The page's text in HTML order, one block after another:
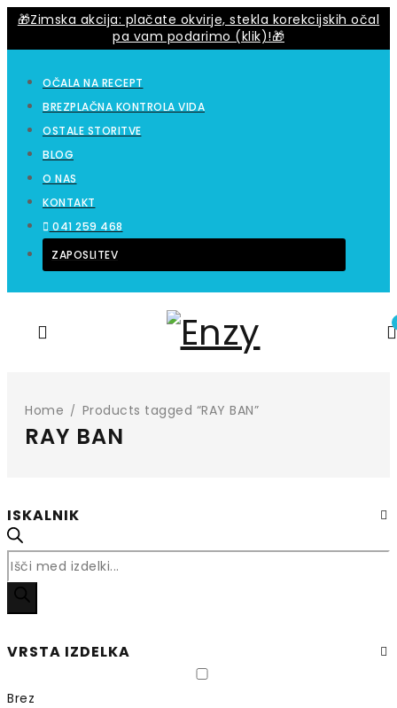
🎁Zimska akcija: plačate okvirje, stekla korekcijskih očal
pa vam podarimo (klik)!🎁
OČALA NA RECEPT
BREZPLAČNA KONTROLA VIDA
OSTALE STORITVE
BLOG
O NAS
KONTAKT
041 259 468
ZAPOSLITEV
Home / Products tagged “RAY BAN”
RAY BAN
ISKALNIK
Iskanje
izdelkov
VRSTA IZDELKA
Brez